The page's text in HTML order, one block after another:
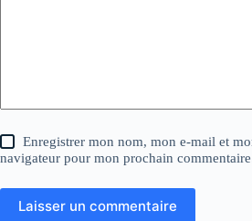
Enregistrer mon nom, mon e-mail et
navigateur pour mon prochain
Laisser un commentaire